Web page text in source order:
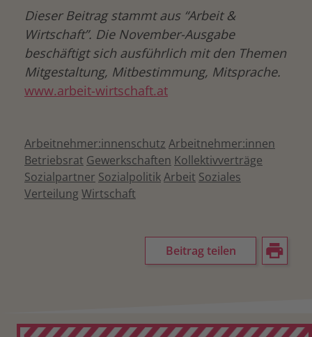
Dieser Beitrag stammt aus “Arbeit &
Wirtschaft”. Die November-Ausgabe
beschäftigt sich ausführlich mit den Themen
Mitgestaltung, Mitbestimmung, Mitsprache.
www.arbeit-wirtschaft.at
Arbeitnehmer:innenschutz Arbeitnehmer:innen
Betriebsrat Gewerkschaften Kollektivverträge
Sozialpartner SozialpolitikArbeit Soziales
Verteilung Wirtschaft
Beitrag teilen